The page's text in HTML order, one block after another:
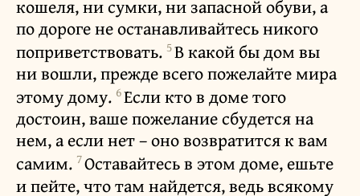
кошеля, ни сумки, ни запасной обуви, а
по дороге не останавливайтесь никого
поприветствовать. 5В какой бы дом вы
ни вошли, прежде всего пожелайте мира
этому дому. 6Если кто в доме того
достоин, ваше пожелание сбудется на
нем, а если нет – оно возвратится к вам
самим. 7Оставайтесь в этом доме, ешьте
и пейте, что там найдется, ведь всякому